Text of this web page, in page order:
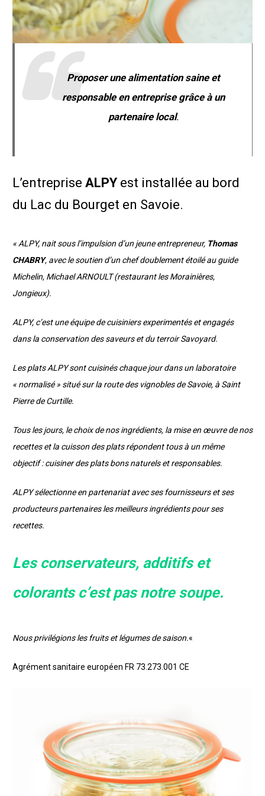
Proposer une alimentation saine et
responsable en entreprise grâce à un
partenaire local.
L’entreprise ALPY est installée au bord
du Lac du Bourget en Savoie.
« ALPY, nait sous l’impulsion d’un jeune entrepreneur, Thomas
CHABRY, avec le soutien d’un chef doublement étoilé au guide
Michelin, Michael ARNOULT (restaurant les Morainières,
Jongieux).
ALPY, c’est une équipe de cuisiniers experimentés et engagés
dans la conservation des saveurs et du terroir Savoyard.
Les plats ALPY sont cuisinés chaque jour dans un laboratoire
« normalisé » situé sur la route des vignobles de Savoie, à Saint
Pierre de Curtille.
Tous les jours, le choix de nos ingrédients, la mise en œuvre de nos
recettes et la cuisson des plats répondent tous à un même
objectif : cuisiner des plats bons naturels et responsables.
ALPY sélectionne en partenariat avec ses fournisseurs et ses
producteurs partenaires les meilleurs ingrédients pour ses
recettes.
Les conservateurs, additifs et
colorants c’est pas notre soupe.
Nous privilégions les fruits et légumes de saison.«
Agrément sanitaire européen FR 73.273.001 CE